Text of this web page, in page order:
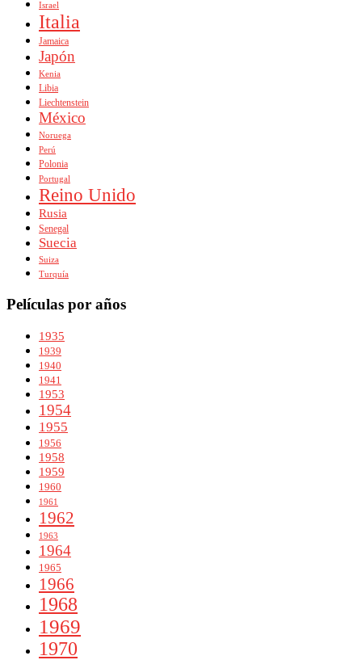
Israel
Italia
Jamaica
Japón
Kenia
Libia
Liechtenstein
México
Noruega
Perú
Polonia
Portugal
Reino Unido
Rusia
Senegal
Suecia
Suiza
Turquía
Películas por años
1935
1939
1940
1941
1953
1954
1955
1956
1958
1959
1960
1961
1962
1963
1964
1965
1966
1968
1969
1970